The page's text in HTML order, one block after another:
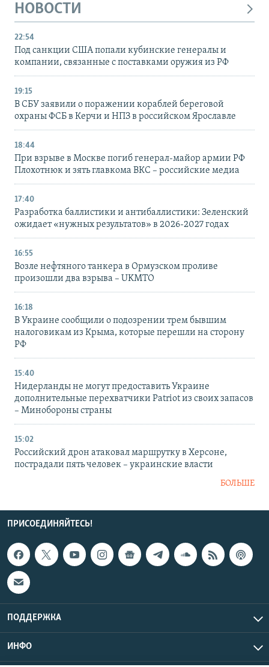
НОВОСТИ
22:54
Под санкции США попали кубинские генералы и
компании, связанные с поставками оружия из РФ
19:15
В СБУ заявили о поражении кораблей береговой
охраны ФСБ в Керчи и НПЗ в российском Ярославле
18:44
При взрыве в Москве погиб генерал-майор армии РФ
Плохотнюк и зять главкома ВКС – российские медиа
17:40
Разработка баллистики и антибаллистики: Зеленский
ожидает «нужных результатов» в 2026-2027 годах
16:55
Возле нефтяного танкера в Ормузском проливе
произошли два взрыва – UKMTO
16:18
В Украине сообщили о подозрении трем бывшим
налоговикам из Крыма, которые перешли на сторону
РФ
15:40
Нидерланды не могут предоставить Украине
дополнительные перехватчики Patriot из своих запасов
– Минобороны страны
15:02
Российский дрон атаковал маршрутку в Херсоне,
пострадали пять человек – украинские власти
БОЛЬШЕ
ПРИСОЕДИНЯЙТЕСЬ!
ПОДДЕРЖКА
ИНФО